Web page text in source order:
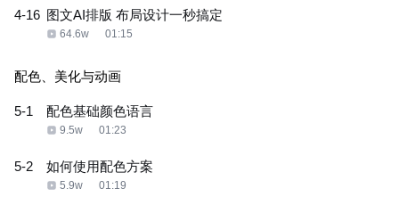
4-16 图文AI排版 布局设计一秒搞定
64.6w 01:15
配色、美化与动画
5-1 配色基础颜色语言
9.5w 01:23
5-2 如何使用配色方案
5.9w 01:19